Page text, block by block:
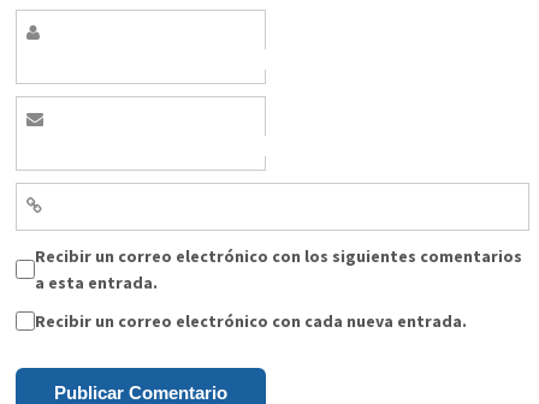
Recibir un correo electrónico con los siguientes comentarios
a esta entrada.
Recibir un correo electrónico con cada nueva entrada.